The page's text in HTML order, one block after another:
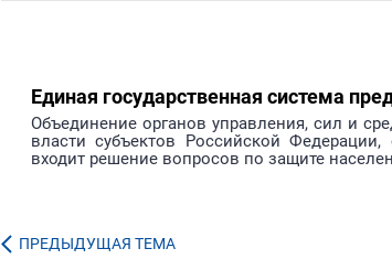
Единая государственная система
Объединение органов управления, сил и
власти субъектов Российской
входит решение вопросов по защите
ПРЕДЫДУЩАЯ ТЕМА